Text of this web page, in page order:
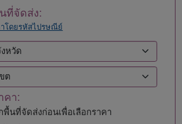
า
สกลนคร
สมุทรสาคร
ที่จัดส่ง:
โดยรหัสไปรษณีย์
คา:
พื้นที่จัดส่งก่อนเพื่อเลือกราคา